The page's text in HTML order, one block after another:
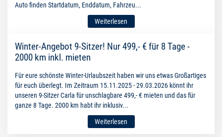
Auto finden Startdatum, Enddatum, Fahrzeu...
Weiterlesen
Winter-Angebot 9-Sitzer! Nur 499,- € für 8 Tage -
2000 km inkl. mieten
Für eure schönste Winter-Urlaubszeit haben wir uns etwas Großartiges
für euch überlegt. Im Zeitraum 15.11.2025 - 29.03.2026 könnt ihr
unseren 9-Sitzer Carla für unschlagbare 499,- € mieten und das für
ganze 8 Tage. 2000 km habt ihr inklusiv...
Weiterlesen